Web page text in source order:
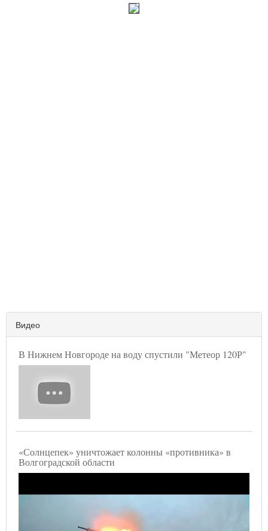
Видео
В Нижнем Новгороде на воду спустили "Метеор 120Р"
«Солнцепек» уничтожает колонны «противника» в
Волгоградской области